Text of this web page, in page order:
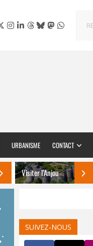
URBANISME CONTACT
Visiter l’Anjou
SUIVEZ-NOUS